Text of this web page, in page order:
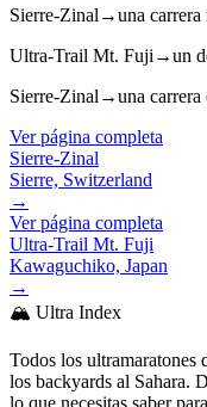
Sierre-Zinal →una carrera
Ultra-Trail Mt. Fuji →un
Sierre-Zinal →una carrera
Ver página completa
Sierre-Zinal
Sierre, Switzerland
→
Ver página completa
Ultra-Trail Mt. Fuji
Kawaguchiko, Japan
→
🏔️ Ultra Index
Todos los ultramaratones
los backyards al Sahara.
lo que necesitas saber